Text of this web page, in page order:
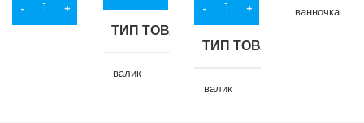
В КОРЗИНУ
ТИП ТОВАРА
валик
В КОРЗИНУ
ТИП ТОВАРА
валик
ванночка